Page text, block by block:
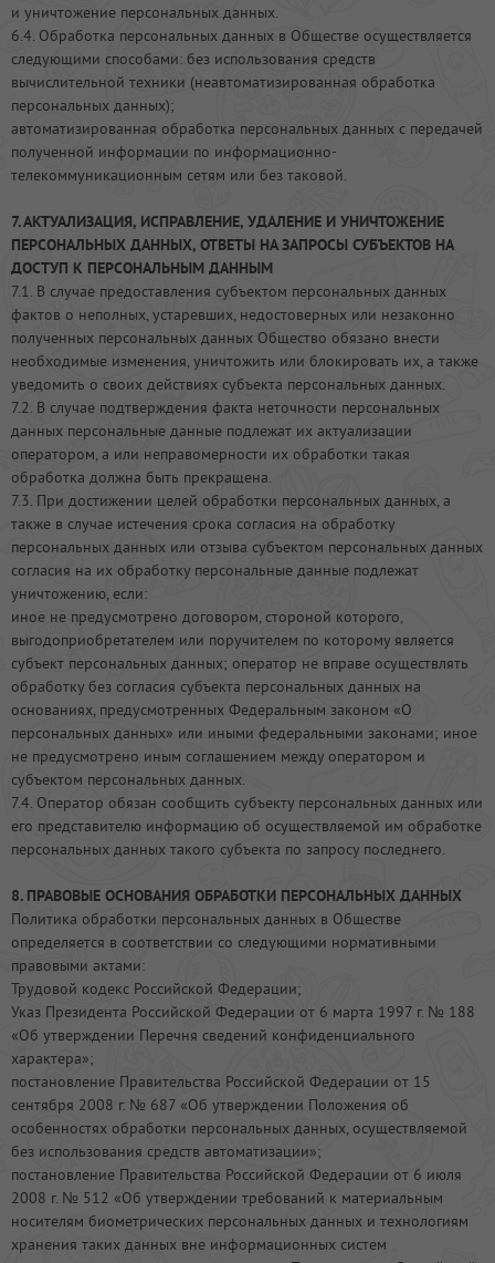
и уничтожение персональных данных.
6.4. Обработка персональных данных в Обществе осуществляется
следующими способами: без использования средств
вычислительной техники (неавтоматизированная обработка
персональных данных);
автоматизированная обработка персональных данных с передачей
полученной информации по информационно-
телекоммуникационным сетям или без таковой.
7. АКТУАЛИЗАЦИЯ, ИСПРАВЛЕНИЕ, УДАЛЕНИЕ И УНИЧТОЖЕНИЕ
ПЕРСОНАЛЬНЫХ ДАННЫХ, ОТВЕТЫ НА ЗАПРОСЫ СУБЪЕКТОВ НА
ДОСТУП К ПЕРСОНАЛЬНЫМ ДАННЫМ
7.1. В случае предоставления субъектом персональных данных
фактов о неполных, устаревших, недостоверных или незаконно
полученных персональных данных Общество обязано внести
необходимые изменения, уничтожить или блокировать их, а также
уведомить о своих действиях субъекта персональных данных.
7.2. В случае подтверждения факта неточности персональных
данных персональные данные подлежат их актуализации
оператором, а или неправомерности их обработки такая
обработка должна быть прекращена.
7.3. При достижении целей обработки персональных данных, а
также в случае истечения срока согласия на обработку
персональных данных или отзыва субъектом персональных данных
согласия на их обработку персональные данные подлежат
уничтожению, если:
иное не предусмотрено договором, стороной которого,
выгодоприобретателем или поручителем по которому является
субъект персональных данных; оператор не вправе осуществлять
обработку без согласия субъекта персональных данных на
основаниях, предусмотренных Федеральным законом «О
персональных данных» или иными федеральными законами; иное
не предусмотрено иным соглашением между оператором и
субъектом персональных данных.
7.4. Оператор обязан сообщить субъекту персональных данных или
его представителю информацию об осуществляемой им обработке
персональных данных такого субъекта по запросу последнего.
8. ПРАВОВЫЕ ОСНОВАНИЯ ОБРАБОТКИ ПЕРСОНАЛЬНЫХ ДАННЫХ
Политика обработки персональных данных в Обществе
определяется в соответствии со следующими нормативными
правовыми актами:
Трудовой кодекс Российской Федерации;
Указ Президента Российской Федерации от 6 марта 1997 г. № 188
«Об утверждении Перечня сведений конфиденциального
характера»;
постановление Правительства Российской Федерации от 15
сентября 2008 г. № 687 «Об утверждении Положения об
особенностях обработки персональных данных, осуществляемой
без использования средств автоматизации»;
постановление Правительства Российской Федерации от 6 июля
2008 г. № 512 «Об утверждении требований к материальным
носителям биометрических персональных данных и технологиям
хранения таких данных вне информационных систем